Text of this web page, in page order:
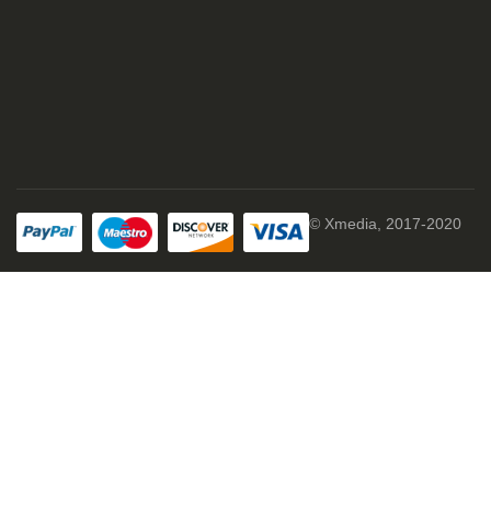
© Xmedia, 2017-2020